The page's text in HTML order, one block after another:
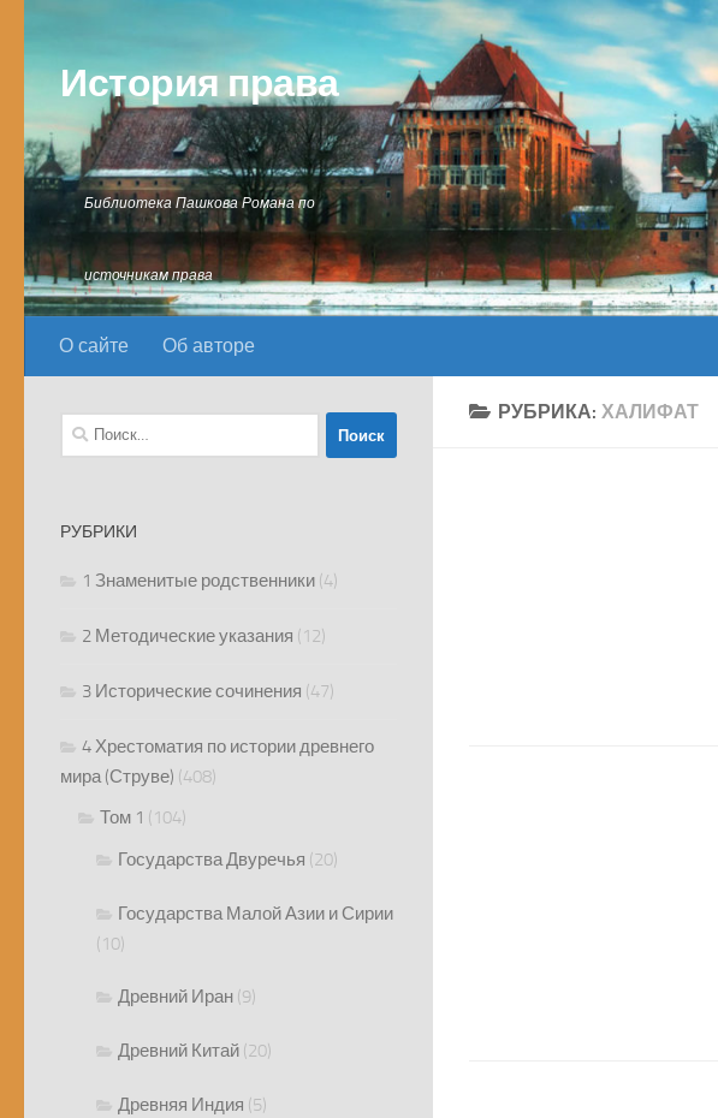
Перейти к содержимому
История права
Библиотека Пашкова Романа по
источникам права
О сайте Об авторе
РУБРИКА: ХАЛИФАТ
Найти:
РУБРИКИ
1 Знаменитые родственники (4)
2 Методические указания (12)
3 Исторические сочинения (47)
4 Хрестоматия по истории древнего
мира (Струве) (408)
Том 1 (104)
Государства Двуречья (20)
Государства Малой Азии и Сирии
(10)
Древний Иран (9)
Древний Китай (20)
Древняя Индия (5)